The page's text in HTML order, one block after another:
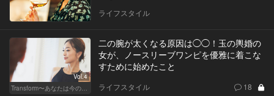
ライフスタイル
Vol.4
Transform〜あなたは今の自分に満足してますか？〜
二の腕が太くなる原因は◯◯！玉の輿婚の
女が、ノースリーブワンピを優雅に着こな
すために始めたこと
ライフスタイル 18